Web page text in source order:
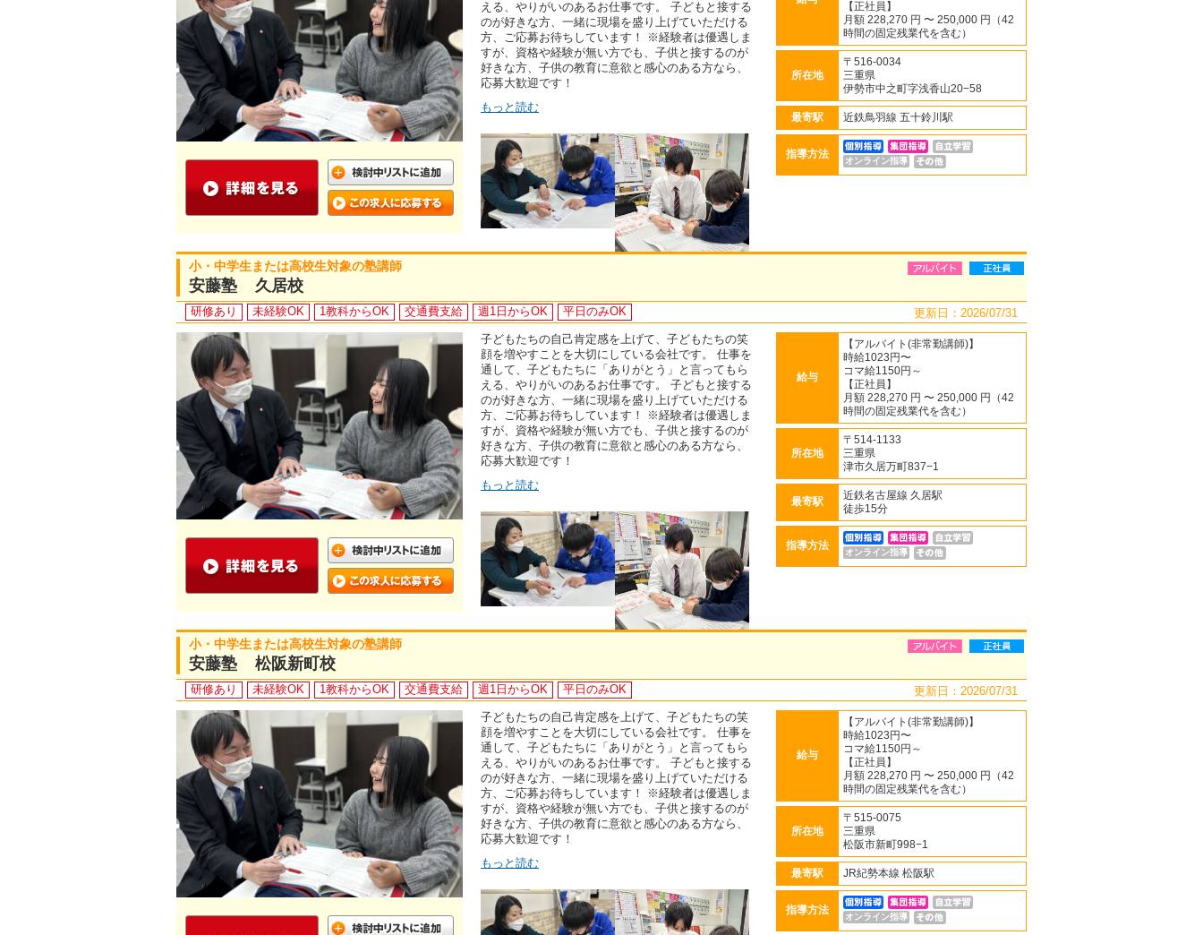
える、やりがいのあるお仕事です。 子どもと接する
のが好きな方、一緒に現場を盛り上げていただける
方、ご応募お待ちしています！ ※経験者は優遇しま
すが、資格や経験が無い方でも、子供と接するのが
好きな方、子供の教育に意欲と感心のある方なら、
応募大歓迎です！
もっと読む
【正社員】
月額 228,270 円 〜 250,000 円（42
時間の固定残業代を含む）
所在地
〒516-0034
三重県
伊勢市中之町字浅香山20−58
最寄駅 近鉄鳥羽線 五十鈴川駅
指導方法
オンライン指導
小・中学生または高校生対象の塾講師
安藤塾 久居校
研修あり 未経験OK 1教科からOK 交通費支給 週1日からOK 平日のみOK
更新日：2026/07/31
子どもたちの自己肯定感を上げて、子どもたちの笑
顔を増やすことを大切にしている会社です。 仕事を
通して、子どもたちに「ありがとう」と言ってもら
える、やりがいのあるお仕事です。 子どもと接する
のが好きな方、一緒に現場を盛り上げていただける
方、ご応募お待ちしています！ ※経験者は優遇しま
すが、資格や経験が無い方でも、子供と接するのが
好きな方、子供の教育に意欲と感心のある方なら、
応募大歓迎です！
もっと読む
給与
【アルバイト(非常勤講師)】
時給1023円〜
コマ給1150円～
【正社員】
月額 228,270 円 〜 250,000 円（42
時間の固定残業代を含む）
所在地
〒514-1133
三重県
津市久居万町837−1
最寄駅
近鉄名古屋線 久居駅
徒歩15分
指導方法
オンライン指導
小・中学生または高校生対象の塾講師
安藤塾 松阪新町校
研修あり 未経験OK 1教科からOK 交通費支給 週1日からOK 平日のみOK
更新日：2026/07/31
子どもたちの自己肯定感を上げて、子どもたちの笑
顔を増やすことを大切にしている会社です。 仕事を
通して、子どもたちに「ありがとう」と言ってもら
える、やりがいのあるお仕事です。 子どもと接する
のが好きな方、一緒に現場を盛り上げていただける
方、ご応募お待ちしています！ ※経験者は優遇しま
すが、資格や経験が無い方でも、子供と接するのが
好きな方、子供の教育に意欲と感心のある方なら、
応募大歓迎です！
もっと読む
給与
【アルバイト(非常勤講師)】
時給1023円〜
コマ給1150円～
【正社員】
月額 228,270 円 〜 250,000 円（42
時間の固定残業代を含む）
所在地
〒515-0075
三重県
松阪市新町998−1
最寄駅 JR紀勢本線 松阪駅
指導方法
オンライン指導